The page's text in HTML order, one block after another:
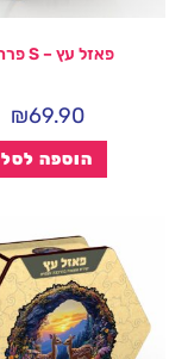
פאזל עץ – S פרחים
₪69.90
הוספה לסל